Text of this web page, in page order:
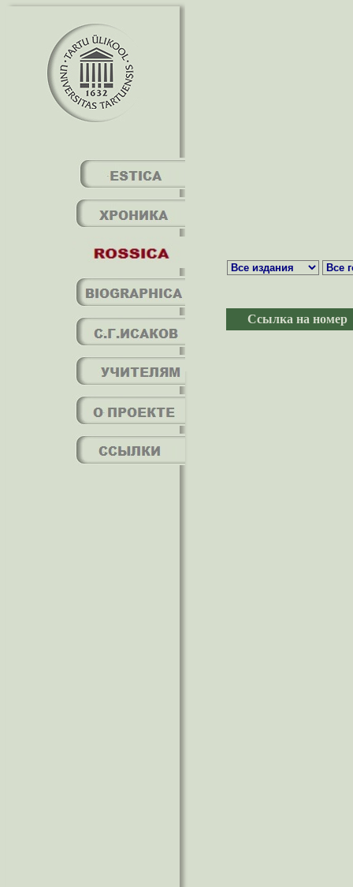
Ссылка на номер